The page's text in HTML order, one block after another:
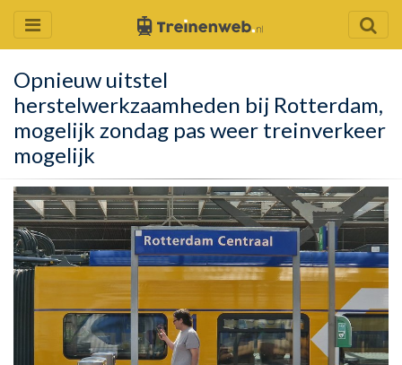
Opnieuw uitstel
herstelwerkzaamheden bij Rotterdam,
mogelijk zondag pas weer treinverkeer
mogelijk